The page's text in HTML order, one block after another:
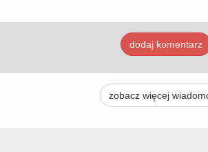
dodaj komentarz
zobacz więcej